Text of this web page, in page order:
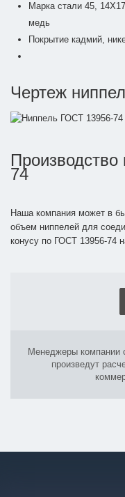
Марка стали 45,
медь
Покрытие кадмий,
Чертеж
74
Наша компания может в
объем ниппелей для
конусу по ГОСТ 13956-74
Менеджеры компании
произведут